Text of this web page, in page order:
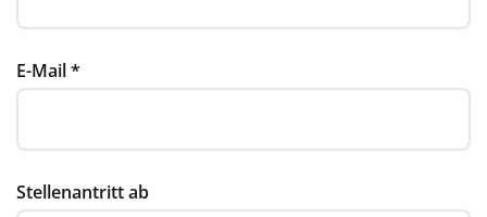
E-Mail*
Stellenantritt ab